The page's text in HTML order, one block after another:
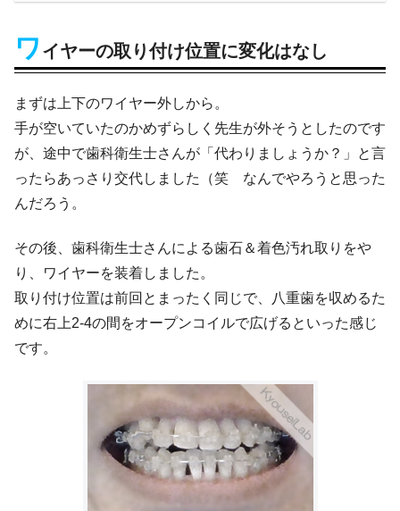
ワ イヤーの取り付け位置に変化はなし
まずは上下のワイヤー外しから。
手が空いていたのかめずらしく先生が外そうとしたのです
が、途中で歯科衛生士さんが「代わりましょうか？」と言
ったらあっさり交代しました（笑 なんでやろうと思った
んだろう。
その後、歯科衛生士さんによる歯石＆着色汚れ取りをや
り、ワイヤーを装着しました。
取り付け位置は前回とまったく同じで、八重歯を収めるた
めに右上2-4の間をオープンコイルで広げるといった感じ
です。